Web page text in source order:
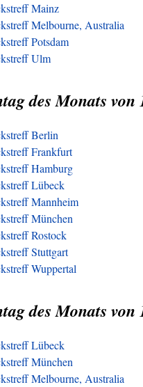
Mainz
Melbourne, Australia
Potsdam
Ulm
des Monats
Berlin
Frankfurt
Hamburg
Lübeck
Mannheim
München
Rostock
Stuttgart
Wuppertal
des Monats
Lübeck
München
Melbourne, Australia